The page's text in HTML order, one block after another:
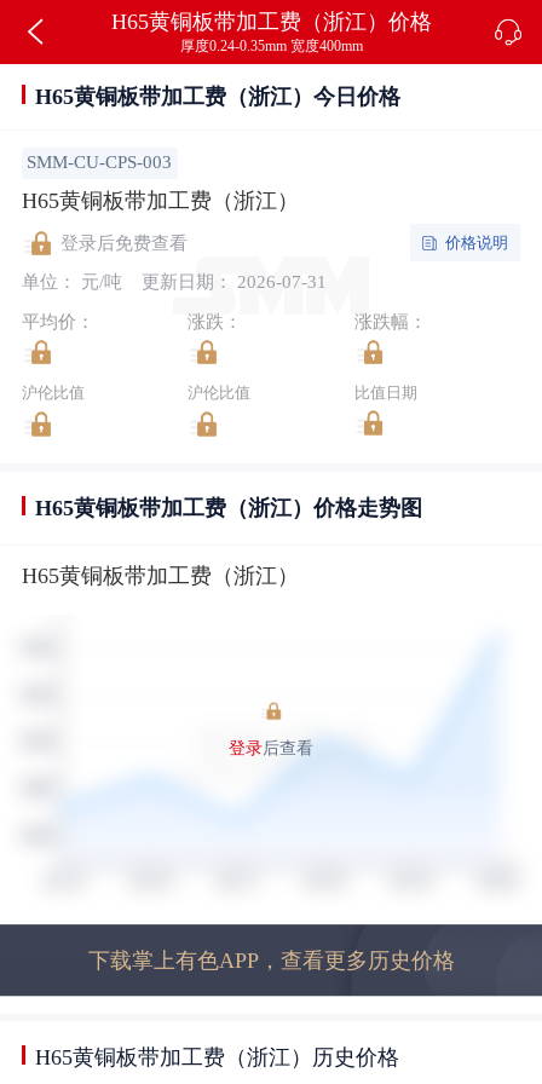
H65黄铜板带加工费（浙江）价格
厚度0.24-0.35mm 宽度400mm
H65黄铜板带加工费（浙江）今日价格
SMM-CU-CPS-003
H65黄铜板带加工费（浙江）
登录后免费查看
单位： 元/吨
更新日期： 2026-07-31
价格说明
平均价： 涨跌： 涨跌幅：
沪伦比值 沪伦比值 比值日期
H65黄铜板带加工费（浙江）价格走势图
H65黄铜板带加工费（浙江）
登录后查看
下载掌上有色APP，查看更多历史价格
H65黄铜板带加工费（浙江）历史价格